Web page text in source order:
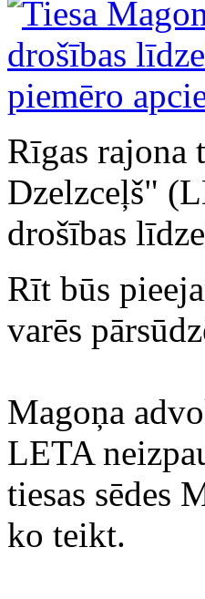
Rīgas rajona
Dzelzceļš"
drošības
Rīt būs
varēs
Magoņa
LETA
tiesas sēdes
ko teikt.